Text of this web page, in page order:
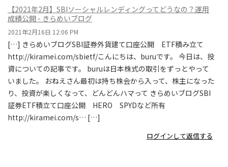
【2021年2月】SBIソーシャルレンディングってどうなの？運用
成績公開 - きらめいブログ
2021年2月16日 12:06 PM
[…] きらめいブログSBI証券外貨建て口座公開 ETF積み立て
http://kiramei.com/sbietf/こんにちは、buruです。 今日は、投
資についての記事です。 buruは日本株式の取引をずっとやって
いました。 おねえさん最初は持ち株会から入って、株主になった
り、投資が楽しくなって、どんどんハマって きらめいブログSBI
証券ETF積立て口座公開 HERO SPYDなど所有
http://kiramei.com/s… […]
ログインして返信する